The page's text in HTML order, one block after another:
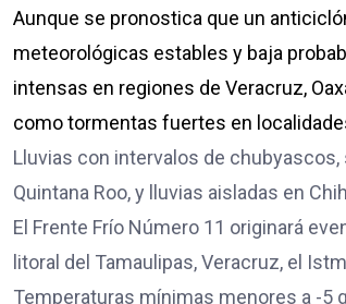
Aunque se pronostica que un
meteorológicas estables y baja
intensas en regiones de Veracruz,
como tormentas fuertes en
Lluvias con intervalos de chubyascos,
Quintana Roo, y lluvias aisladas en
El Frente Frío Número 11 originará
litoral del Tamaulipas, Veracruz, el
Temperaturas mínimas menores a -5